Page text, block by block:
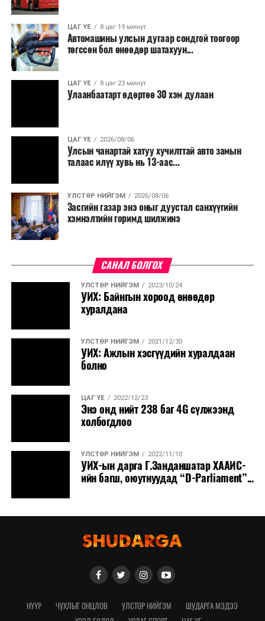
ЦАГ ҮЕ 8 цаг 19 минут
Автомашины улсын дугаар сондгой тоогоор
төгссөн бол өнөөдөр шатахуун...
ЦАГ ҮЕ 8 цаг 23 минут
Улаанбаатарт өдөртөө 30 хэм дулаан
ЦАГ ҮЕ 2026/08/06
Улсын чанартай хатуу хучилттай авто замын
талаас илүү хувь нь 13-аас...
УЛСТӨР НИЙГЭМ 2026/08/06
Засгийн газар энэ оныг дуустал санхүүгийн
хэмнэлтийн горимд шилжинэ
САНАЛ БОЛГОХ
УЛСТӨР НИЙГЭМ 2023/10/24
УИХ: Байнгын хороод өнөөдөр
хуралдана
УЛСТӨР НИЙГЭМ 2021/12/30
УИХ: Ажлын хэсгүүдийн хуралдаан
болно
ЦАГ ҮЕ 2022/12/23
Энэ онд нийт 238 баг 4G сүлжээнд
холбогдлоо
УЛСТӨР НИЙГЭМ 2022/11/10
УИХ-ын дарга Г.Занданшатар ХААИС-
ийн багш, оюутнуудад “D-Parliament”...
НҮҮР ЧУХЛЫГ ОНЦЛОВ УЛСТӨР НИЙГЭМ
ШУДАРГА МЭДЭЭ